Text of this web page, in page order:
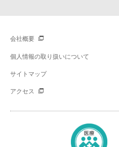
会社概要
個人情報の取り扱いについて
サイトマップ
アクセス